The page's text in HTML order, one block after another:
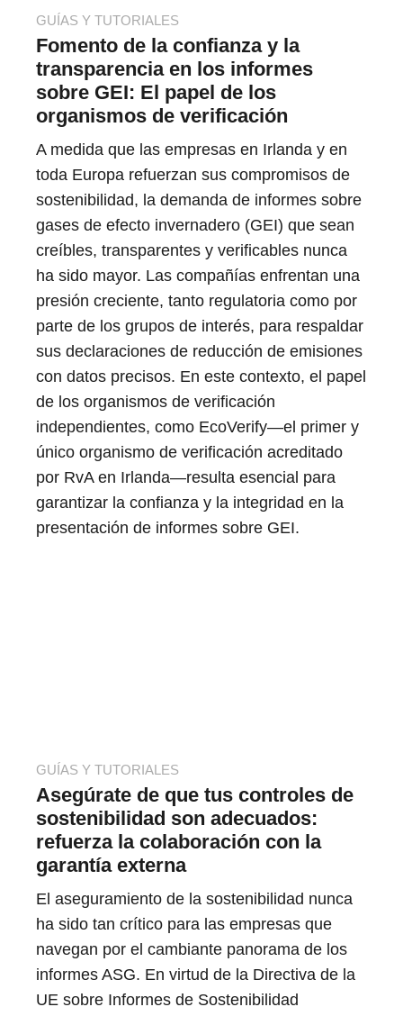
GUÍAS Y TUTORIALES
Fomento de la confianza y la
transparencia en los informes
sobre GEI: El papel de los
organismos de verificación
A medida que las empresas en Irlanda y en
toda Europa refuerzan sus compromisos de
sostenibilidad, la demanda de informes sobre
gases de efecto invernadero (GEI) que sean
creíbles, transparentes y verificables nunca
ha sido mayor. Las compañías enfrentan una
presión creciente, tanto regulatoria como por
parte de los grupos de interés, para respaldar
sus declaraciones de reducción de emisiones
con datos precisos. En este contexto, el papel
de los organismos de verificación
independientes, como EcoVerify—el primer y
único organismo de verificación acreditado
por RvA en Irlanda—resulta esencial para
garantizar la confianza y la integridad en la
presentación de informes sobre GEI.
GUÍAS Y TUTORIALES
Asegúrate de que tus controles de
sostenibilidad son adecuados:
refuerza la colaboración con la
garantía externa
El aseguramiento de la sostenibilidad nunca
ha sido tan crítico para las empresas que
navegan por el cambiante panorama de los
informes ASG. En virtud de la Directiva de la
UE sobre Informes de Sostenibilidad